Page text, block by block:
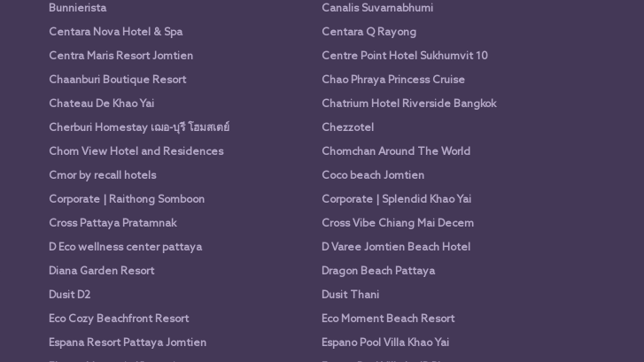
Bunnierista
Canalis Suvarnabhumi
Centara Nova Hotel & Spa
Centara Q Rayong
Centra Maris Resort Jomtien
Centre Point Hotel Sukhumvit 10
Chaanburi Boutique Resort
Chao Phraya Princess Cruise
Chateau De Khao Yai
Chatrium Hotel Riverside Bangkok
Cherburi Homestay เฌอ-บุรี โฮมสเตย์
Chezzotel
Chom View Hotel and Residences
Chomchan Around The World
Cmor by recall hotels
Coco beach Jomtien
Corporate | Raithong Somboon
Corporate | Splendid Khao Yai
Cross Pattaya Pratamnak
Cross Vibe Chiang Mai Decem
D Eco wellness center pattaya
D Varee Jomtien Beach Hotel
Diana Garden Resort
Dragon Beach Pattaya
Dusit D2
Dusit Thani
Eco Cozy Beachfront Resort
Eco Moment Beach Resort
Espana Resort Pattaya Jomtien
Espano Pool Villa Khao Yai